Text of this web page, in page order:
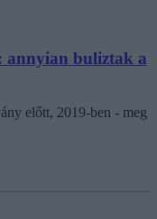
annyian buliztak a
előtt, 2019-ben - meg